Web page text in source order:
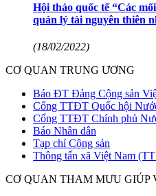
Hội thảo quốc tế “Các
quản lý tài nguyên thiên
(18/02/2022)
CƠ QUAN TRUNG ƯƠNG
Báo ĐT Đảng Cộng sản
Cổng TTĐT Quốc hội
Cổng TTĐT Chính phủ
Báo Nhân dân
Tạp chí Cộng sản
Thông tấn xã Việt Nam
CƠ QUAN THAM MƯU GIÚP